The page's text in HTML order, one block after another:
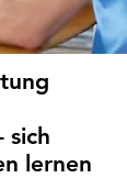
sich
lernen